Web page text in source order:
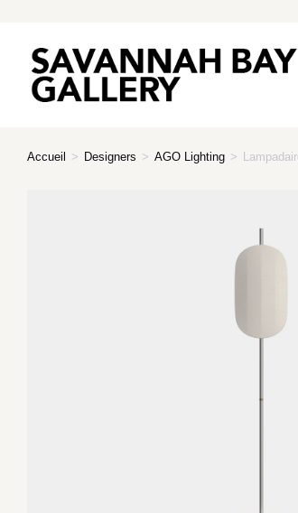
Accueil > Designers > AGO Lighting >